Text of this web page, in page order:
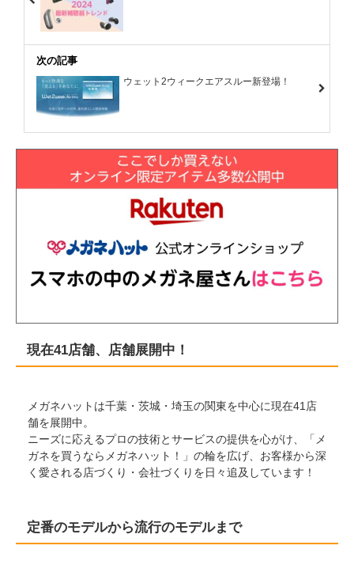
次の記事
ウェット2ウィークエアスルー新登場！
現在41店舗、店舗展開中！
メガネハットは千葉・茨城・埼玉の関東を中心に現在41店
舗を展開中。
ニーズに応えるプロの技術とサービスの提供を心がけ、「メ
ガネを買うならメガネハット！」の輪を広げ、お客様から深
く愛される店づくり・会社づくりを日々追及しています！
定番のモデルから流行のモデルまで